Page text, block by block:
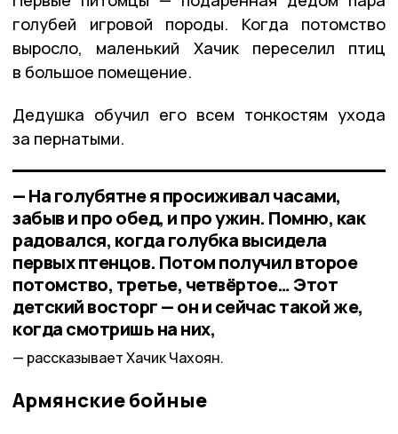
голубей игровой породы. Когда потомство
выросло, маленький Хачик переселил птиц
в большое помещение.
Дедушка обучил его всем тонкостям ухода
за пернатыми.
— На голубятне я просиживал часами,
забыв и про обед, и про ужин. Помню, как
радовался, когда голубка высидела
первых птенцов. Потом получил второе
потомство, третье, четвёртое… Этот
детский восторг — он и сейчас такой же,
когда смотришь на них,
рассказывает Хачик Чахоян.
Армянские бойные